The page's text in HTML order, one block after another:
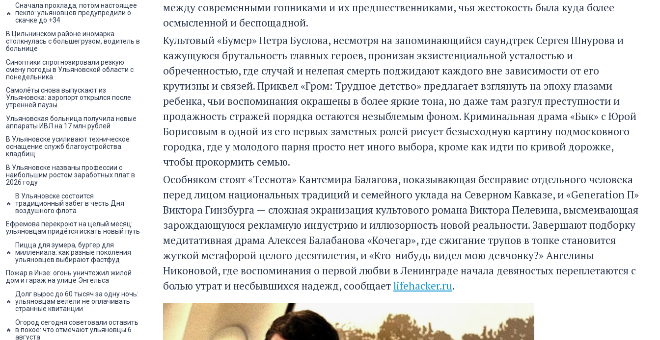
между современными гопниками и их предшественниками, чья жестокость была куда более
осмысленной и беспощадной.
Культовый «Бумер» Петра Буслова, несмотря на запоминающийся саундтрек Сергея Шнурова и
кажущуюся брутальность главных героев, пронизан экзистенциальной усталостью и
обреченностью, где случай и нелепая смерть поджидают каждого вне зависимости от его
крутизны и связей. Приквел «Гром: Трудное детство» предлагает взглянуть на эпоху глазами
ребенка, чьи воспоминания окрашены в более яркие тона, но даже там разгул преступности и
продажность стражей порядка остаются незыблемым фоном. Криминальная драма «Бык» с Юрой
Борисовым в одной из его первых заметных ролей рисует безысходную картину подмосковного
городка, где у молодого парня просто нет иного выбора, кроме как идти по кривой дорожке,
чтобы прокормить семью.
Особняком стоят «Теснота» Кантемира Балагова, показывающая бесправие отдельного человека
перед лицом национальных традиций и семейного уклада на Северном Кавказе, и «Generation П»
Виктора Гинзбурга — сложная экранизация культового романа Виктора Пелевина, высмеивающая
зарождающуюся рекламную индустрию и иллюзорность новой реальности. Завершают подборку
медитативная драма Алексея Балабанова «Кочегар», где сжигание трупов в топке становится
жуткой метафорой целого десятилетия, и «Кто-нибудь видел мою девчонку?» Ангелины
Никоновой, где воспоминания о первой любви в Ленинграде начала девяностых переплетаются с
болью утрат и несбывшихся надежд, сообщаетlifehacker.ru.
Сначала прохлада, потом настоящее
пекло: ульяновцев предупредили о
скачке до +34
В Цильнинском районе иномарка
столкнулась с большегрузом, водитель в
больнице
Синоптики спрогнозировали резкую
смену погоды в Ульяновской области с
понедельника
Самолёты снова выпускают из
Ульяновска: аэропорт открылся после
утренней паузы
Ульяновская больница получила новые
аппараты ИВЛ на 17 млн рублей
В Ульяновске усиливают техническое
оснащение служб благоустройства
кладбищ
В Ульяновске названы профессии с
наибольшим ростом заработных плат в
2026 году
В Ульяновске состоится
традиционный забег в честь Дня
воздушного флота
Ефремова перекроют на целый месяц:
ульяновцам придётся искать новый путь
Пицца для зумера, бургер для
миллениала: как разные поколения
ульяновцев выбирают фастфуд
Пожар в Инзе: огонь уничтожил жилой
дом и гараж на улице Энгельса
Долг вырос до 60 тысяч за одну ночь:
ульяновцам велели не оплачивать
странные квитанции
Огород сегодня советовали оставить
в покое: что отмечают ульяновцы 6
августа